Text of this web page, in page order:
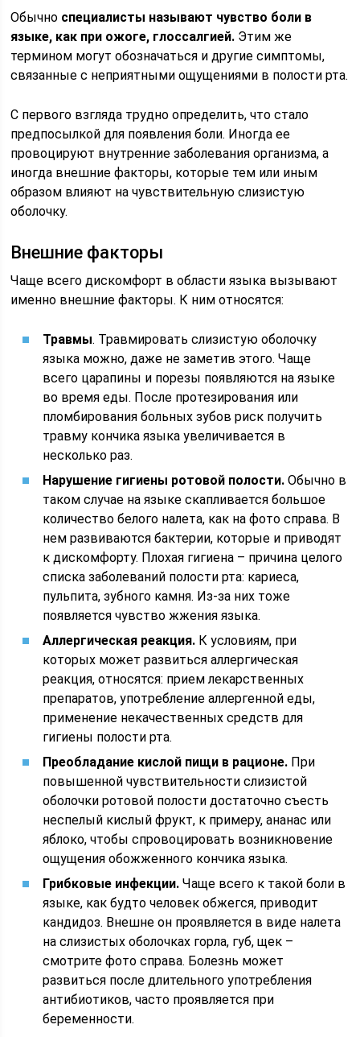
Обычно специалисты называют чувство боли в
языке, как при ожоге, глоссалгией. Этим же
термином могут обозначаться и другие симптомы,
связанные с неприятными ощущениями в полости рта.
С первого взгляда трудно определить, что стало
предпосылкой для появления боли. Иногда ее
провоцируют внутренние заболевания организма, а
иногда внешние факторы, которые тем или иным
образом влияют на чувствительную слизистую
оболочку.
Внешние факторы
Чаще всего дискомфорт в области языка вызывают
именно внешние факторы. К ним относятся:
Травмы. Травмировать слизистую оболочку
языка можно, даже не заметив этого. Чаще
всего царапины и порезы появляются на языке
во время еды. После протезирования или
пломбирования больных зубов риск получить
травму кончика языка увеличивается в
несколько раз.
Нарушение гигиены ротовой полости. Обычно в
таком случае на языке скапливается большое
количество белого налета, как на фото справа. В
нем развиваются бактерии, которые и приводят
к дискомфорту. Плохая гигиена – причина целого
списка заболеваний полости рта: кариеса,
пульпита, зубного камня. Из-за них тоже
появляется чувство жжения языка.
Аллергическая реакция. К условиям, при
которых может развиться аллергическая
реакция, относятся: прием лекарственных
препаратов, употребление аллергенной еды,
применение некачественных средств для
гигиены полости рта.
Преобладание кислой пищи в рационе. При
повышенной чувствительности слизистой
оболочки ротовой полости достаточно съесть
неспелый кислый фрукт, к примеру, ананас или
яблоко, чтобы спровоцировать возникновение
ощущения обожженного кончика языка.
Грибковые инфекции. Чаще всего к такой боли в
языке, как будто человек обжегся, приводит
кандидоз. Внешне он проявляется в виде налета
на слизистых оболочках горла, губ, щек –
смотрите фото справа. Болезнь может
развиться после длительного употребления
антибиотиков, часто проявляется при
беременности.